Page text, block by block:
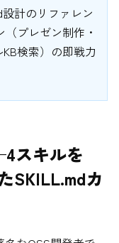
計のリファレン
プレゼン制作・
検索）の即戦力
スキルを
SKILL.mdカ